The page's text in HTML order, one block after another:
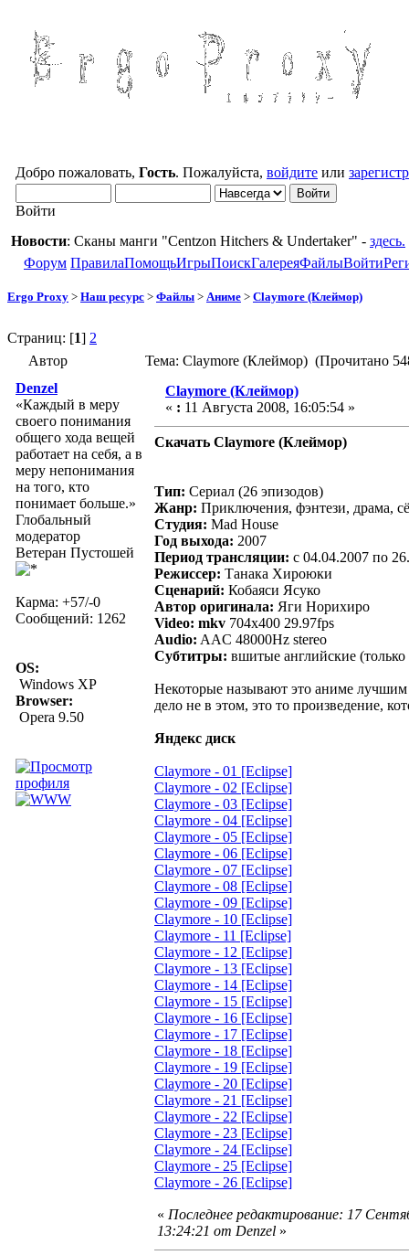
Добро пожаловать, Гость. Пожалуйста, войдите или
Войти
Новости: Сканы манги "Centzon Hitchers & Undertaker" - здесь.
Форум ПравилаПомощьИгрыПоискГалереяФайлыВойти
Ergo Proxy > Наш ресурс > Файлы > Аниме > Claymore (Клеймор)
Страниц: [1] 2
Автор
Тема: Claymore (Клеймор) (Прочитано
Denzel
«Каждый в меру
своего понимания
общего хода вещей
работает на себя, а в
меру непонимания
на того, кто
понимает больше.»
Глобальный
модератор
Ветеран Пустошей
Карма: +57/-0
Сообщений: 1262
OS:
Windows XP
Browser:
Opera 9.50
Claymore (Клеймор)
« : 11 Августа 2008, 16:05:54 »
Скачать Claymore (Клеймор)
Тип: Сериал (26 эпизодов)
Жанр: Приключения, фэнтези, драма,
Студия: Mad House
Год выхода: 2007
Период трансляции: c 04.04.2007 по
Режиссер: Танака Хироюки
Сценарий: Кобаяси Ясуко
Автор оригинала: Яги Норихиро
Video: mkv 704x400 29.97fps
Audio: AAC 48000Hz stereo
Субтитры: вшитые английские
Некоторые называют это аниме лучшим
дело не в этом, это то произведение,
Яндекс диск
Claymore - 01 [Eclipse]
Claymore - 02 [Eclipse]
Claymore - 03 [Eclipse]
Claymore - 04 [Eclipse]
Claymore - 05 [Eclipse]
Claymore - 06 [Eclipse]
Claymore - 07 [Eclipse]
Claymore - 08 [Eclipse]
Claymore - 09 [Eclipse]
Claymore - 10 [Eclipse]
Claymore - 11 [Eclipse]
Claymore - 12 [Eclipse]
Claymore - 13 [Eclipse]
Claymore - 14 [Eclipse]
Claymore - 15 [Eclipse]
Claymore - 16 [Eclipse]
Claymore - 17 [Eclipse]
Claymore - 18 [Eclipse]
Claymore - 19 [Eclipse]
Claymore - 20 [Eclipse]
Claymore - 21 [Eclipse]
Claymore - 22 [Eclipse]
Claymore - 23 [Eclipse]
Claymore - 24 [Eclipse]
Claymore - 25 [Eclipse]
Claymore - 26 [Eclipse]
« Последнее редактирование: 17
13:24:21 от Denzel »